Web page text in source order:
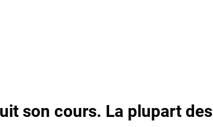
son cours. La plupart des